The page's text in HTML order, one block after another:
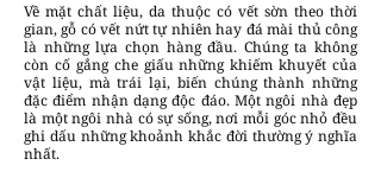
Về mặt chất liệu, da thuộc có vết sờn theo thời
gian, gỗ có vết nứt tự nhiên hay đá mài thủ công
là những lựa chọn hàng đầu. Chúng ta không
còn cố gắng che giấu những khiếm khuyết của
vật liệu, mà trái lại, biến chúng thành những
đặc điểm nhận dạng độc đáo. Một ngôi nhà đẹp
là một ngôi nhà có sự sống, nơi mỗi góc nhỏ đều
ghi dấu những khoảnh khắc đời thường ý nghĩa
nhất.